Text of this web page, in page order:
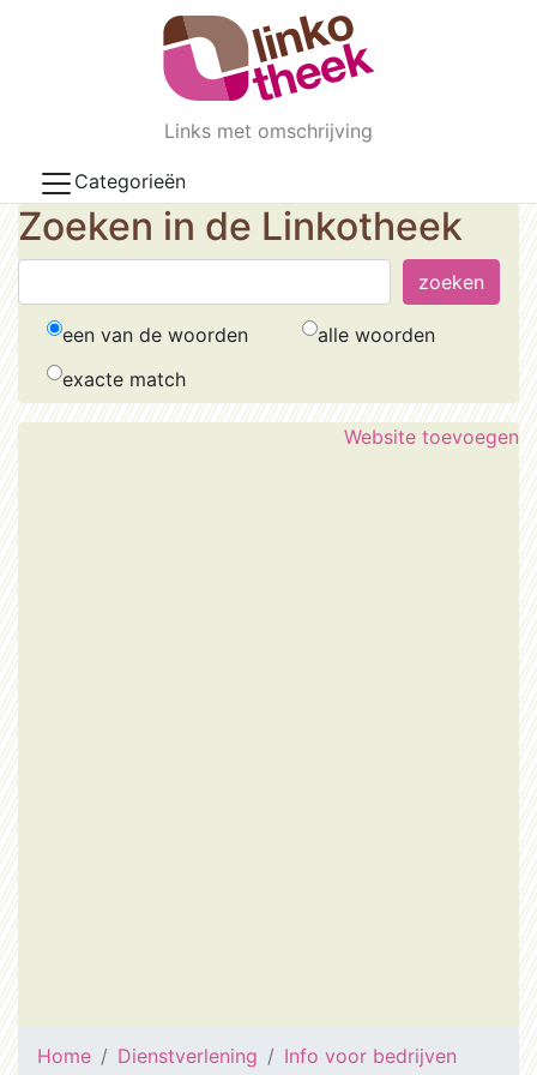
Skip to main content
Links met omschrijving
Categorieën
Zoeken in de Linkotheek
een van de woorden
alle woorden
exacte match
Website toevoegen
Home Dienstverlening
Info voor bedrijven